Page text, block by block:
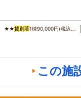
★★貸別荘1棟90,000円(税込…
この施